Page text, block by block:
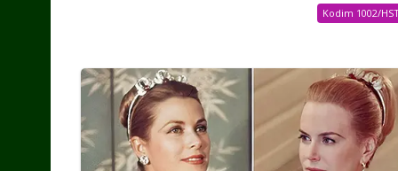
Kodim 1002/